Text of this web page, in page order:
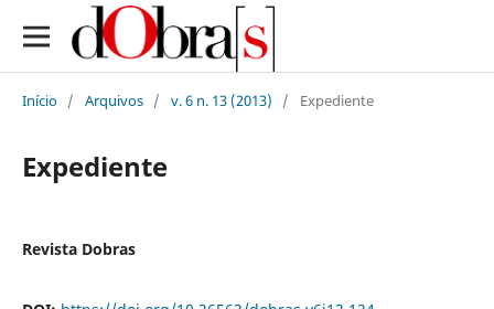
Início / Arquivos / v. 6 n. 13 (2013) / Expediente
Expediente
Revista Dobras